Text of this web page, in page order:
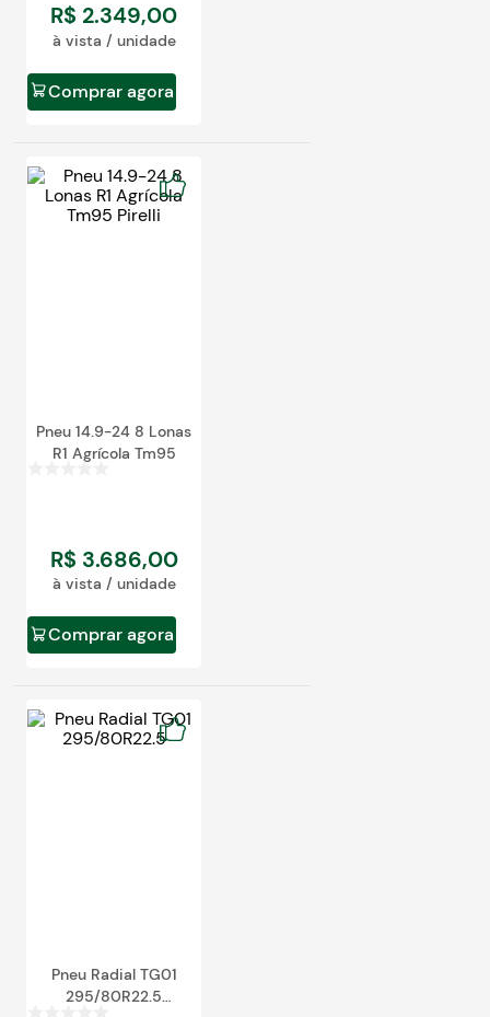
R$ 2.349,00
à vista / unidade
Comprar agora
Pneu 14.9-24 8 Lonas
R1 Agrícola Tm95
R$ 3.686,00
à vista / unidade
Comprar agora
Pneu Radial TG01
295/80R22.5